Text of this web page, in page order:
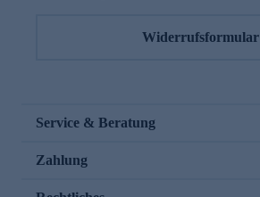
Widerrufsformular
Service & Beratung
Zahlung